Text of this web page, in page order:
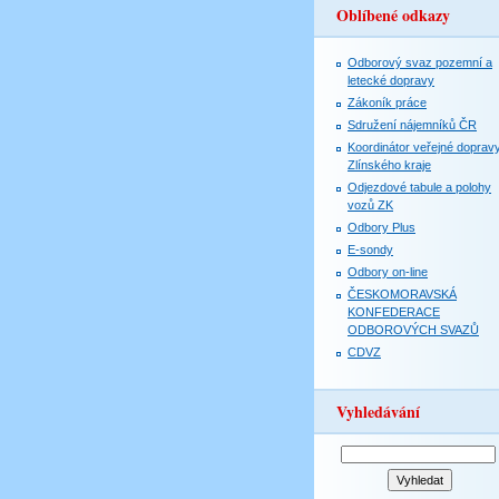
Oblíbené odkazy
Odborový svaz pozemní a
letecké dopravy
Zákoník práce
Sdružení nájemníků ČR
Koordinátor veřejné
Zlínského kraje
Odjezdové tabule a polohy
vozů ZK
Odbory Plus
E-sondy
Odbory on-line
ČESKOMORAVSKÁ
KONFEDERACE
ODBOROVÝCH SVAZŮ
CDVZ
Vyhledávání